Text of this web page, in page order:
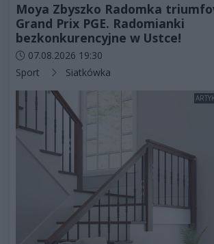
Moya Zbyszko Radomka
Grand Prix PGE. Radomianki
bezkonkurencyjne w Ustce!
Data dodania artykułu:
07.08.2026 19:30
Kategorie artykułu:
Sport Siatkówka